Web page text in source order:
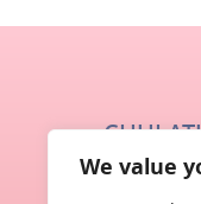
We value